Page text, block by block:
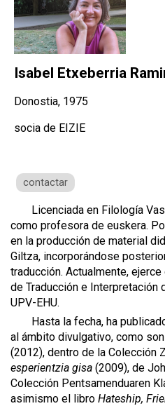
Isabel Etxeberria
Donostia, 1975
socia de EIZIE
contactar
Licenciada en Filología
como profesora de euskera.
en la producción de material
Giltza, incorporándose
traducción. Actualmente,
de Traducción e Interpretación
UPV-EHU.
Hasta la fecha, ha
al ámbito divulgativo, como son
(2012), dentro de la Colección
esperientzia gisa (2009), de
Colección Pentsamenduaren
asimismo el libro Hateship,